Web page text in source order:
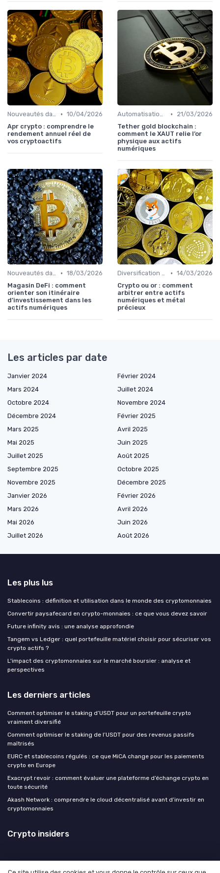
Nouveautés dans le monde des cryptos • 10/04/2026
Apr crypto : comprendre le
rendement annuel réel de
vos cryptoactifs
Automatisation et robots de trading •
21/03/2026
Tether gold blockchain :
comment le XAUT relie l’or
physique aux actifs
numériques
Nouveautés dans le monde des cryptos • 18/03/2026
Magasin DeFi : comment
orienter son itinéraire
d’investissement dans les
actifs numériques
Diversification du portefeuille • 14/03/2026
Crypto ou or : comment
arbitrer entre actifs
numériques et métal
précieux
Les articles par date
Janvier 2024
Février 2024
Mars 2024
Juillet 2024
Octobre 2024
Novembre 2024
Décembre 2024
Février 2025
Mars 2025
Avril 2025
Mai 2025
Juin 2025
Juillet 2025
Août 2025
Septembre 2025
Octobre 2025
Novembre 2025
Décembre 2025
Janvier 2026
Février 2026
Mars 2026
Avril 2026
Mai 2026
Juin 2026
Juillet 2026
Août 2026
Les plus lus
Stablecoins : définition et utilisation dans le monde des cryptomonnaies
Convertir paysafecard en crypto-monnaies : ce que vous devez savoir
Future infinity avis : une analyse approfondie
Tangem vs Ledger : quel portefeuille matériel choisir pour sécuriser vos
crypto actifs ?
L'impact des cryptomonnaies sur le marché boursier : analyse et
perspectives
Les derniers articles
Comment optimiser le staking d’USDT pour un portefeuille crypto
vraiment diversifié
Comment optimiser le staking de l’USDT pour des revenus passifs
maîtrisés
EURC et stablecoins régulés : ce que MiCA change pour les paiements
crypto en Europe
Exacrypt revoir : comment évaluer une plateforme d’échange crypto en
toute sécurité
Akash Network : comprendre le cloud décentralisé avant d’investir en
cryptomonnaies
Crypto insiders